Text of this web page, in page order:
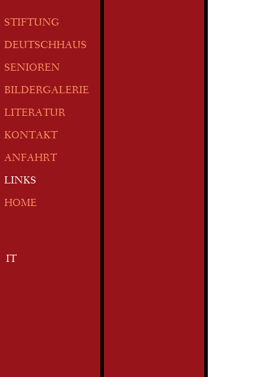
STIFTUNG
DEUTSCHHAUS
SENIOREN
BILDERGALERIE
LITERATUR
KONTAKT
ANFAHRT
LINKS
HOME
IT